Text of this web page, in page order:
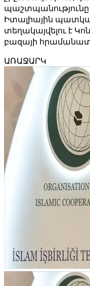
Իտալիային
տեղակայվելու է
բազայի
ԱՌԱՋԱՐԿ